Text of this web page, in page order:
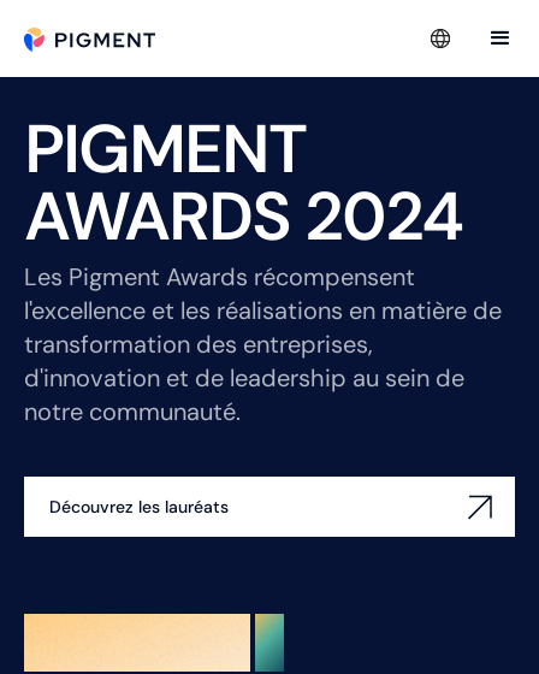
PIGMENT
AWARDS 2024
Les Pigment Awards récompensent
l'excellence et les réalisations en matière de
transformation des entreprises,
d'innovation et de leadership au sein de
notre communauté.
Découvrez les lauréats